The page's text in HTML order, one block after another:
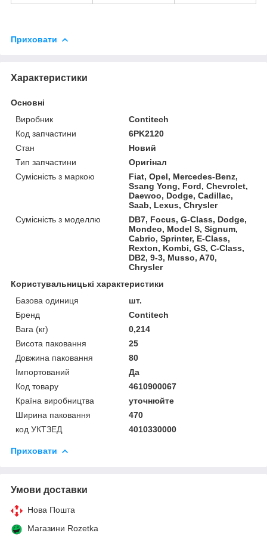
Приховати
Характеристики
Основні
Виробник
Contitech
Код запчастини
6PK2120
Стан
Новий
Тип запчастини
Оригінал
Сумісність з маркою
Fiat, Opel, Mercedes-Benz,
Ssang Yong, Ford, Chevrolet,
Daewoo, Dodge, Cadillac,
Saab, Lexus, Chrysler
Сумісність з моделлю
DB7, Focus, G-Class, Dodge,
Mondeo, Model S, Signum,
Cabrio, Sprinter, E-Class,
Rexton, Kombi, GS, C-Class,
DB2, 9-3, Musso, A70,
Chrysler
Користувальницькі характеристики
Базова одиниця
шт.
Бренд
Contitech
Вага (кг)
0,214
Висота паковання
25
Довжина паковання
80
Імпортований
Да
Код товару
4610900067
Країна виробництва
уточнюйте
Ширина паковання
470
код УКТЗЕД
4010330000
Приховати
Умови доставки
Нова Пошта
Магазини Rozetka